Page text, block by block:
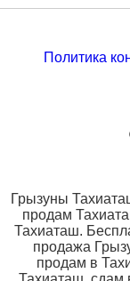
Политика
Грызуны
продам
Тахиаташ.
продажа
продам в